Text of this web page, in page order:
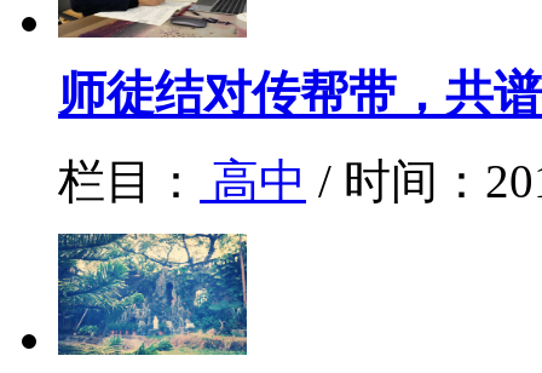
师徒结对传帮带，共
栏目： 高中 / 时间：